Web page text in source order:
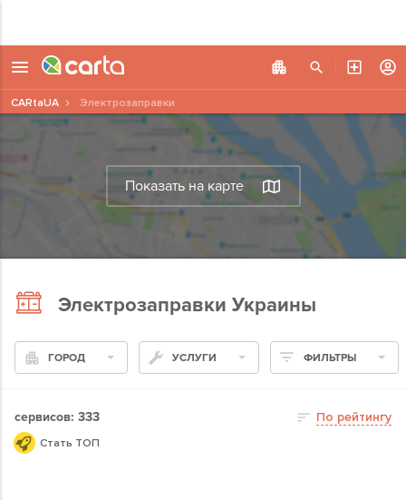
Показать на карте
CARtaUA Электрозаправки
Электрозаправки Украины
ГОРОД УСЛУГИ ФИЛЬТРЫ
сервисов: 333 По рейтингу
Стать ТОП